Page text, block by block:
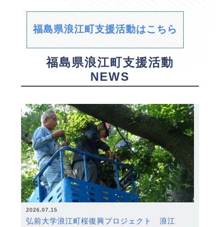
福島県浪江町支援活動はこちら
福島県浪江町支援活動
NEWS
2026.07.15
弘前大学浪江町桜復興プロジェクト 浪江